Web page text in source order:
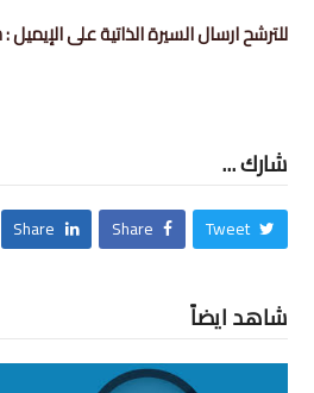
للترشح ارسال السيرة الذاتية على الإيميل : taimaa.cv4@gmail.com
شارك ...
Tweet
Share
Share
شاهد ايضاً